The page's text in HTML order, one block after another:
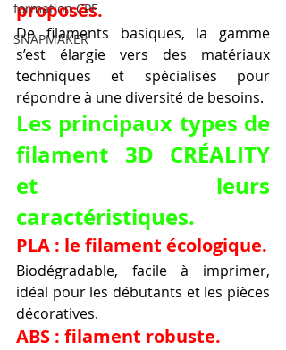
formation CPF
SNAPMAKER
proposés.
De filaments basiques, la gamme
s’est élargie vers des matériaux
techniques et spécialisés pour
répondre à une diversité de besoins.
Les principaux types de
filament 3D CRÉALITY
et leurs
caractéristiques.
PLA : le filament écologique.
Biodégradable, facile à imprimer,
idéal pour les débutants et les pièces
décoratives.
ABS : filament robuste.